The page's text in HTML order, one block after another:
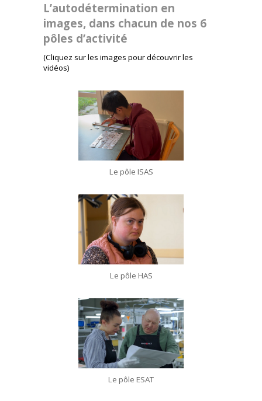
L’autodétermination en
images, dans chacun de nos 6
pôles d’activité
(Cliquez sur les images pour découvrir les
vidéos)
Le pôle ISAS
Le pôle HAS
Le pôle ESAT